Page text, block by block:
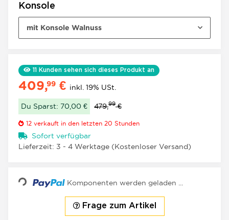
Konsole
mit Konsole Walnuss
11 Kunden sehen sich dieses Produkt an
409,99 € inkl. 19% USt.
Du Sparst: 70,00 € 479,99€
12 verkauft in den letzten 20 Stunden
Sofort verfügbar
Lieferzeit: 3 - 4 Werktage (Kostenloser Versand)
Loading... Komponenten werden geladen ...
Frage zum Artikel